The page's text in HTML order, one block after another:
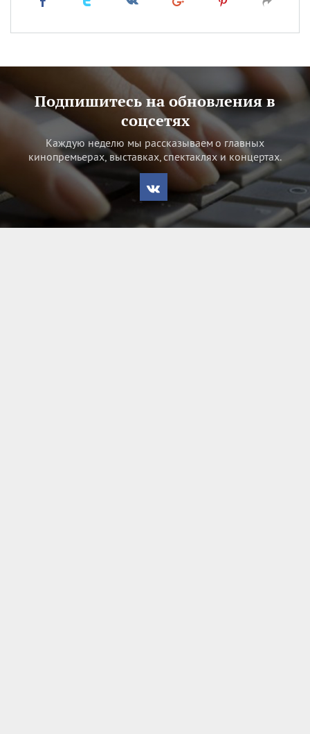
Подпишитесь на обновления в
соцсетях
Каждую неделю мы рассказываем о главных
кинопремьерах, выставках, спектаклях и концертах.